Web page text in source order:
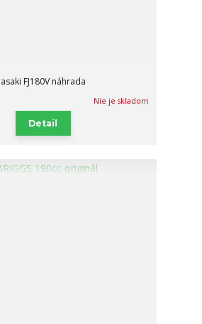
FJ180V náhrada
Nie je skladom
Detail